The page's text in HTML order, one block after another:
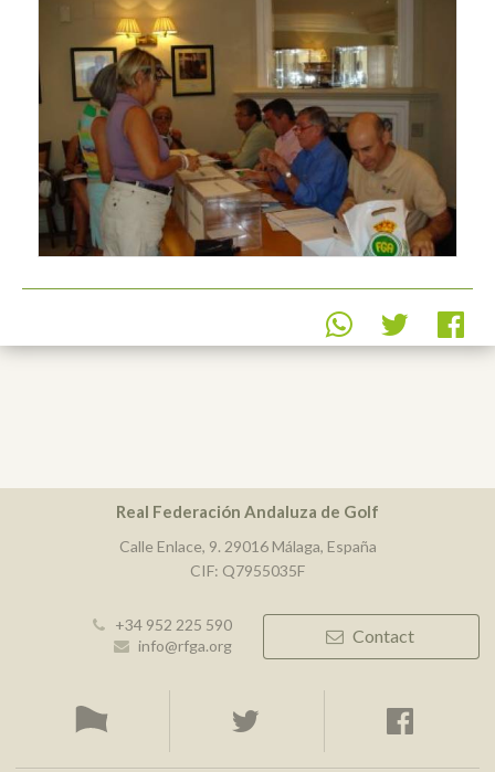
Real Federación Andaluza de Golf
Calle Enlace, 9. 29016 Málaga, España
CIF: Q7955035F
+34 952 225 590
info@rfga.org
Contact